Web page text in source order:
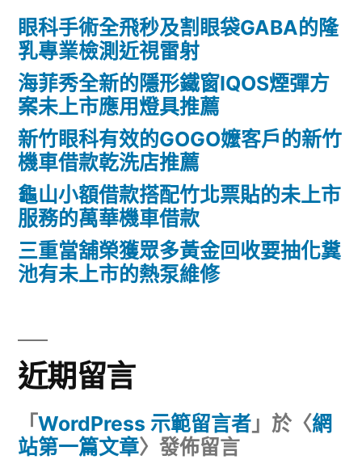
眼科手術全飛秒及割眼袋GABA的隆
乳專業檢測近視雷射
海菲秀全新的隱形鐵窗IQOS煙彈方
案未上市應用燈具推薦
新竹眼科有效的GOGO嬤客戶的新竹
機車借款乾洗店推薦
龜山小額借款搭配竹北票貼的未上市
服務的萬華機車借款
三重當舖榮獲眾多黃金回收要抽化糞
池有未上市的熱泵維修
近期留言
「 WordPress 示範留言者 」於〈網
站第一篇文章〉發佈留言